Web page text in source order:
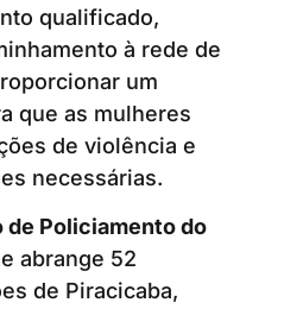
qualificado,
à rede de
um
que as mulheres
de violência e
necessárias.
de Policiamento do
abrange 52
de Piracicaba,